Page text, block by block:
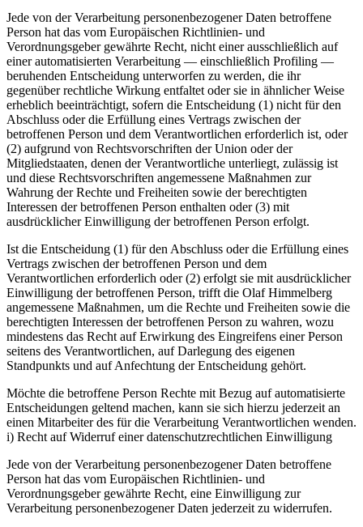
Jede von der Verarbeitung personenbezogener Daten betroffene
Person hat das vom Europäischen Richtlinien- und
Verordnungsgeber gewährte Recht, nicht einer ausschließlich auf
einer automatisierten Verarbeitung — einschließlich Profiling —
beruhenden Entscheidung unterworfen zu werden, die ihr
gegenüber rechtliche Wirkung entfaltet oder sie in ähnlicher Weise
erheblich beeinträchtigt, sofern die Entscheidung (1) nicht für den
Abschluss oder die Erfüllung eines Vertrags zwischen der
betroffenen Person und dem Verantwortlichen erforderlich ist, oder
(2) aufgrund von Rechtsvorschriften der Union oder der
Mitgliedstaaten, denen der Verantwortliche unterliegt, zulässig ist
und diese Rechtsvorschriften angemessene Maßnahmen zur
Wahrung der Rechte und Freiheiten sowie der berechtigten
Interessen der betroffenen Person enthalten oder (3) mit
ausdrücklicher Einwilligung der betroffenen Person erfolgt.
Ist die Entscheidung (1) für den Abschluss oder die Erfüllung eines
Vertrags zwischen der betroffenen Person und dem
Verantwortlichen erforderlich oder (2) erfolgt sie mit ausdrücklicher
Einwilligung der betroffenen Person, trifft die Olaf Himmelberg
angemessene Maßnahmen, um die Rechte und Freiheiten sowie die
berechtigten Interessen der betroffenen Person zu wahren, wozu
mindestens das Recht auf Erwirkung des Eingreifens einer Person
seitens des Verantwortlichen, auf Darlegung des eigenen
Standpunkts und auf Anfechtung der Entscheidung gehört.
Möchte die betroffene Person Rechte mit Bezug auf automatisierte
Entscheidungen geltend machen, kann sie sich hierzu jederzeit an
einen Mitarbeiter des für die Verarbeitung Verantwortlichen wenden.
i) Recht auf Widerruf einer datenschutzrechtlichen Einwilligung
Jede von der Verarbeitung personenbezogener Daten betroffene
Person hat das vom Europäischen Richtlinien- und
Verordnungsgeber gewährte Recht, eine Einwilligung zur
Verarbeitung personenbezogener Daten jederzeit zu widerrufen.